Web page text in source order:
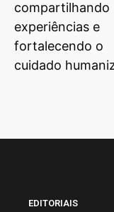
compartilhando
experiências e
fortalecendo o
cuidado
EDITORIAIS